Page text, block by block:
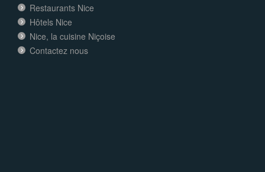
Restaurants Nice
Hôtels Nice
Nice, la cuisine Niçoise
Contactez nous